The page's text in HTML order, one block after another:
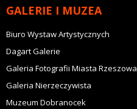
GALERIE I MUZEA
Biuro Wystaw Artystycznych
Dagart Galerie
Galeria Fotografii Miasta Rzeszowa
Galeria Nierzeczywista
Muzeum Dobranocek